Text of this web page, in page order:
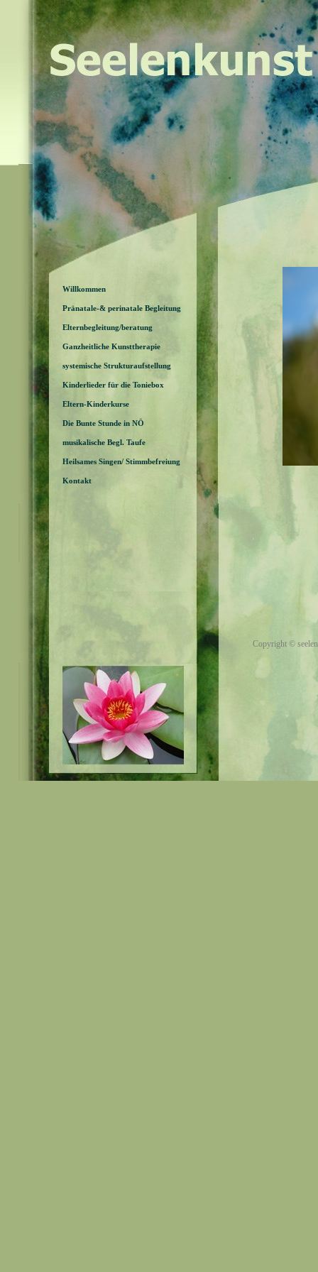
Willkommen
Pränatale-& perinatale Begleitung
Elternbegleitung/beratung
Ganzheitliche Kunsttherapie
systemische Strukturaufstellung
Kinderlieder für die Toniebox
Eltern-Kinderkurse
Die Bunte Stunde in NÖ
musikalische Begl. Taufe
Heilsames Singen/ Stimmbefreiung
Kontakt
Copyright ©